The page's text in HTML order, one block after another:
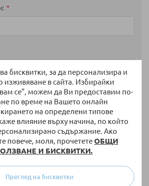
бисквитки, за да персонализира и
в сайта. Избирайки
се”, можем да Ви предоставим по-
по време на Вашето онлайн
на определени типове
влияние върху начина, по който
съдържание. Ако
повече, моля, прочететеОБЩИ
И БИСКВИТКИ.
Преглед на бисквитки